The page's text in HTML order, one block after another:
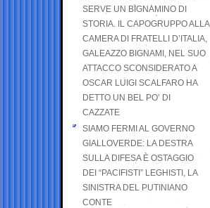
SERVE UN BIGNAMINO DI
STORIA. IL CAPOGRUPPO ALLA
CAMERA DI FRATELLI D’ITALIA,
GALEAZZO BIGNAMI, NEL SUO
ATTACCO SCONSIDERATO A
OSCAR LUIGI SCALFARO HA
DETTO UN BEL PO’ DI
CAZZATE
SIAMO FERMI AL GOVERNO
GIALLOVERDE: LA DESTRA
SULLA DIFESA È OSTAGGIO
DEI “PACIFISTI” LEGHISTI, LA
SINISTRA DEL PUTINIANO
CONTE